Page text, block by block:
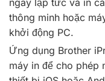
ngay lập tức và in
thông minh hoặc
khởi động PC.
Ứng dụng Brother
máy in để cho phép